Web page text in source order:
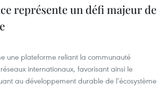
représente un défi majeur de
une plateforme reliant la communauté
internationaux, favorisant ainsi le
au développement durable de l’écosystème